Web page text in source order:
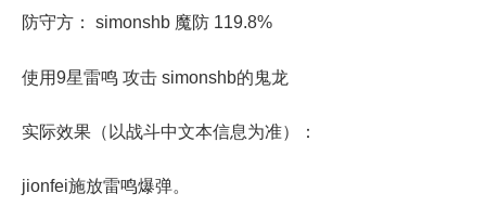
防守方： simonshb 魔防 119.8%
使用9星雷鸣 攻击 simonshb的鬼龙
实际效果（以战斗中文本信息为准）：
jionfei施放雷鸣爆弹。